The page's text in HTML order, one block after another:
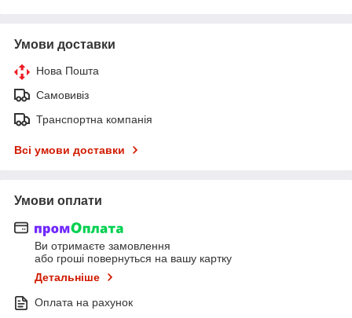
Умови доставки
Нова Пошта
Самовивіз
Транспортна компанія
Всі умови доставки
Умови оплати
Ви отримаєте замовлення
або гроші повернуться на вашу картку
Детальніше
Оплата на рахунок